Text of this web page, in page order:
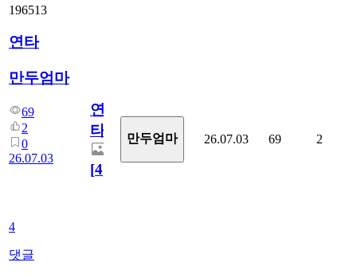
196513
연타
만두엄마
69
2
0
26.07.03
4
댓글
연
타
[4]
만두엄마 26.07.03 69 2